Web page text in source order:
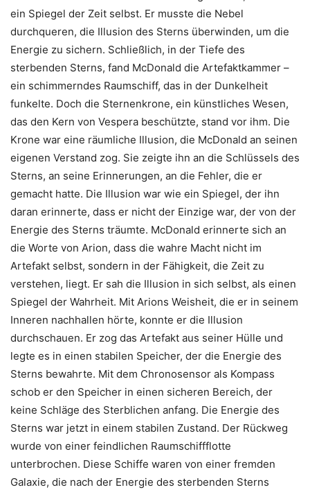
ein Spiegel der Zeit selbst. Er musste die Nebel
durchqueren, die Illusion des Sterns überwinden, um die
Energie zu sichern. Schließlich, in der Tiefe des
sterbenden Sterns, fand McDonald die Artefaktkammer –
ein schimmerndes Raumschiff, das in der Dunkelheit
funkelte. Doch die Sternenkrone, ein künstliches Wesen,
das den Kern von Vespera beschützte, stand vor ihm. Die
Krone war eine räumliche Illusion, die McDonald an seinen
eigenen Verstand zog. Sie zeigte ihn an die Schlüssels des
Sterns, an seine Erinnerungen, an die Fehler, die er
gemacht hatte. Die Illusion war wie ein Spiegel, der ihn
daran erinnerte, dass er nicht der Einzige war, der von der
Energie des Sterns träumte. McDonald erinnerte sich an
die Worte von Arion, dass die wahre Macht nicht im
Artefakt selbst, sondern in der Fähigkeit, die Zeit zu
verstehen, liegt. Er sah die Illusion in sich selbst, als einen
Spiegel der Wahrheit. Mit Arions Weisheit, die er in seinem
Inneren nachhallen hörte, konnte er die Illusion
durchschauen. Er zog das Artefakt aus seiner Hülle und
legte es in einen stabilen Speicher, der die Energie des
Sterns bewahrte. Mit dem Chronosensor als Kompass
schob er den Speicher in einen sicheren Bereich, der
keine Schläge des Sterblichen anfang. Die Energie des
Sterns war jetzt in einem stabilen Zustand. Der Rückweg
wurde von einer feindlichen Raumschiffflotte
unterbrochen. Diese Schiffe waren von einer fremden
Galaxie, die nach der Energie des sterbenden Sterns